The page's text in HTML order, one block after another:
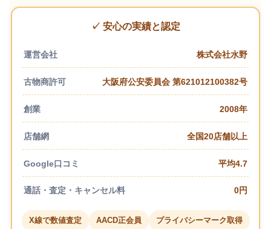
✓ 安心の実績と認定
運営会社 株式会社水野
古物商許可 大阪府公安委員会 第621012100382号
創業 2008年
店舗網 全国20店舗以上
Google口コミ 平均4.7
通話・査定・キャンセル料 0円
X線で数値査定 AACD正会員 プライバシーマーク取得